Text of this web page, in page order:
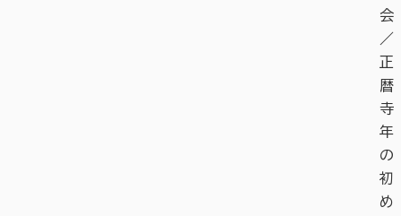
会
／
正
暦
寺
年
の
初
め